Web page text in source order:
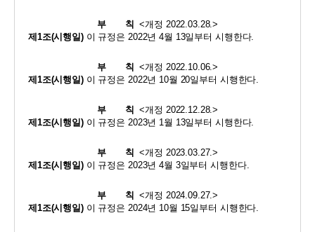
부       칙 <개정 2022.03.28.>
제 1조(시행일) 이 규정은 2022년 4월 13일부터 시행한다.
부       칙 <개정 2022.10.06.>
제 1조(시행일) 이 규정은 2022년 10월 20일부터 시행한다.
부       칙 <개정 2022.12.28.>
제 1조(시행일) 이 규정은 2023년 1월 13일부터 시행한다.
부       칙 <개정 2023.03.27.>
제 1조(시행일) 이 규정은 2023년 4월 3일부터 시행한다.
부       칙 <개정 2024.09.27.>
제 1조(시행일) 이 규정은 2024년 10월 15일부터 시행한다.